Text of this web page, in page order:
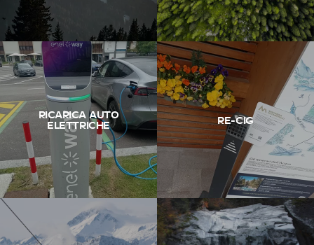
RICARICA AUTO
ELETTRICHE
RE-CIG